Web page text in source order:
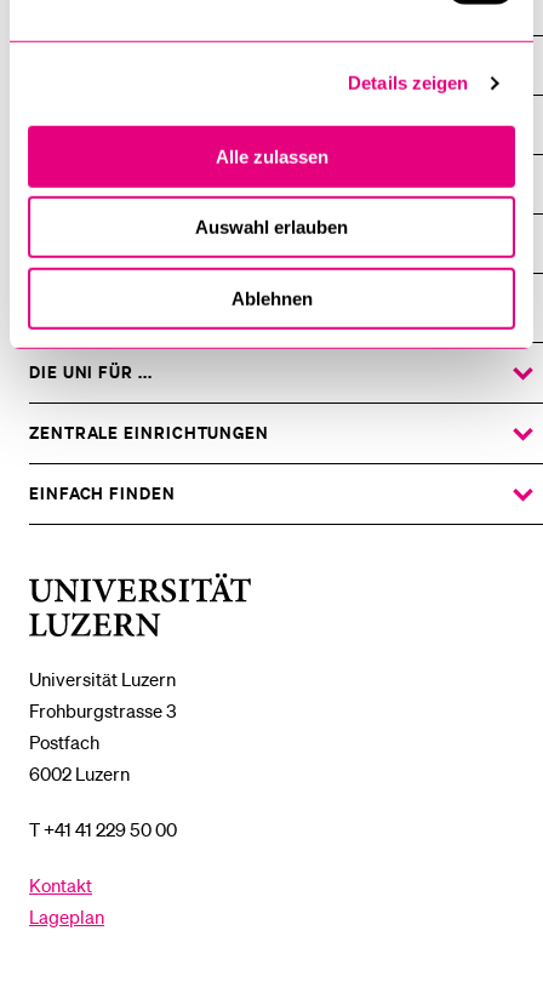
Details zeigen
Alle zulassen
Auswahl erlauben
Ablehnen
Veranstaltungen
Weiterbildung
Universität Luzern
Frohburgstrasse 3
Postfach
6002 Luzern
T +41 41 229 50 00
Kontakt
Lageplan
DIE UNI FÜR ...
ZEIGE
DAS
UNTERMENÜ
ZENTRALE EINRICHTUNGEN
ZEIGE
DAS
UNTERMENÜ
EINFACH FINDEN
ZEIGE
DAS